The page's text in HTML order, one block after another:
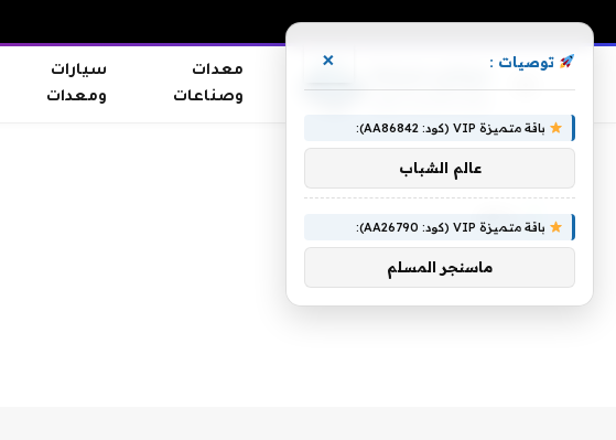
معدات
وصناعات
سيارات
ومعدات
باكلا
توصيات : ×
باقة متميزة VIP (كود: AA86842):
عالم الشباب
باقة متميزة VIP (كود: AA26790):
ماسنجر المسلم